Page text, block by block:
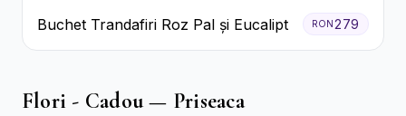
Buchet Trandafiri Roz Pal și Eucalipt RON 279
Flori - Cadou — Priseaca